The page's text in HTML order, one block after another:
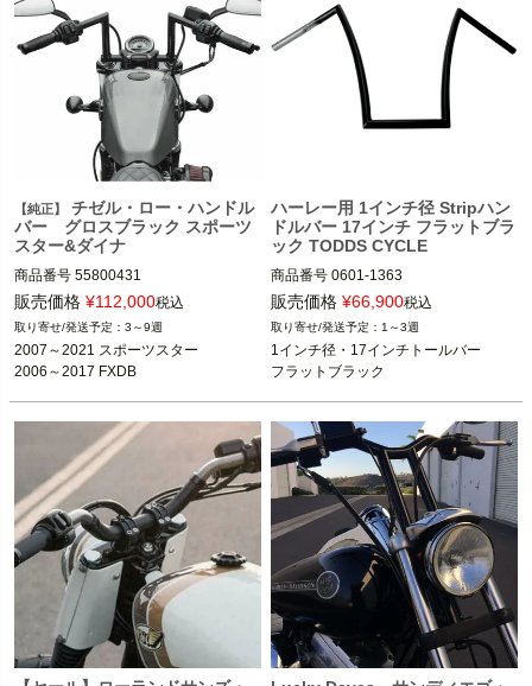
【純正】
チゼル・ロー・ハンドル
バー グロスブラック スポーツ
スター&ダイナ
商品番号 55800431
※XR1200は不可
ソン）
販売価格 ¥112,000税込
3～9週
2007～2021 スポーツスター
2006～2017 FXDB
ハーレー用 1インチ径 Stripハン
ドルバー 17インチ フラットブラ
ック TODDS CYCLE
商品番号 0601-1363
9SU: OUT-DRA-0601-1363
M型番：SB17-3
販売価格 ¥66,900税込
1～3週
1インチ径・17インチトールバー
フラットブラック